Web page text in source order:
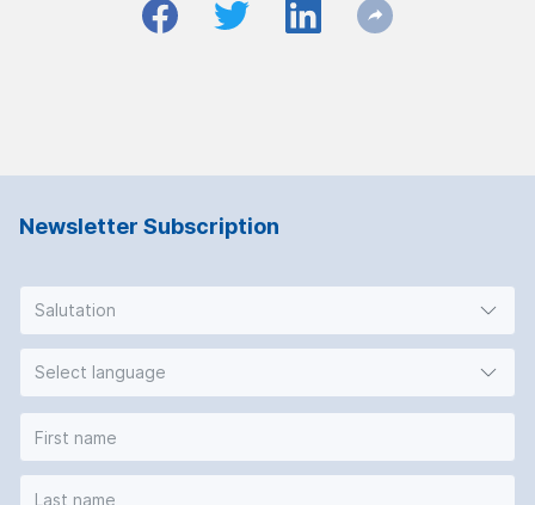
Newsletter Subscription
Salutation
Select language